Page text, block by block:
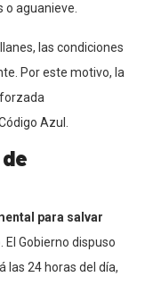
o aguanieve.
las condiciones
Por este motivo, la
Azul.
para salvar
Gobierno dispuso
las 24 horas del día,